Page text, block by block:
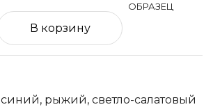
В корзину
синий, рыжий, светло-салатовый